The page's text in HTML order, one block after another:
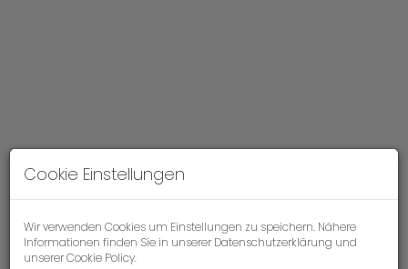
Cookie Einstellungen
Wir verwenden Cookies um Einstellungen zu speichern. Nähere
Informationen finden Sie in unserer Datenschutzerklärung und
unsererCookie Policy.